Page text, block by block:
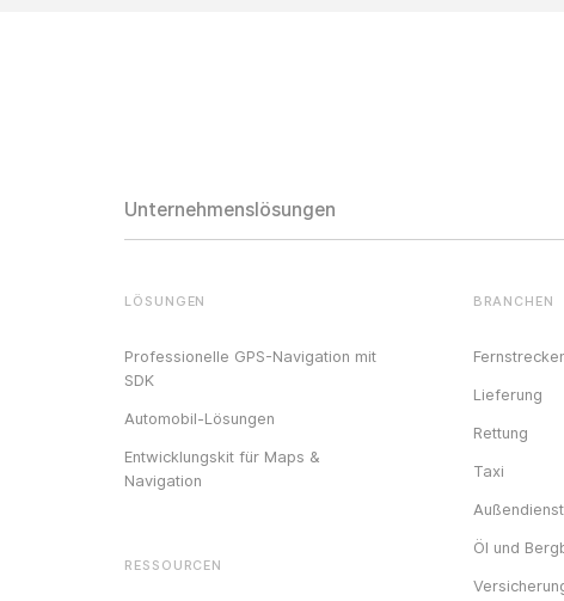
Unternehmenslösungen
LÖSUNGEN
Professionelle GPS-Navigation mit
SDK
Automobil-Lösungen
Entwicklungskit für Maps &
Navigation
RESSOURCEN
BRANCHEN
Lieferung
Rettung
Taxi
Außendienst
Öl und